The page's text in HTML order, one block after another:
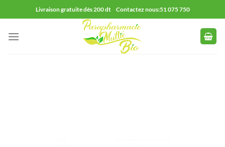
au
contenu
Livraison gratuite dès 200 dt Contactez nous:51 075 750